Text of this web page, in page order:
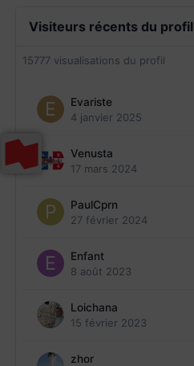
Visiteurs récents du profil
15777 visualisations du profil
Evariste
4 janvier 2025
Venusta
17 mars 2024
PaulCprn
27 février 2024
Enfant
8 août 2023
Loichana
15 février 2023
zhor